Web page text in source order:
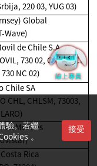
220 03, YUG 03)
Global
Wave)
de Chile S.A.
730 02, CHI 02, CL
NC 02)
Chile SA
CHL, CHLSM, 73003,
Moviles
Rica
驗。若繼
。
接受